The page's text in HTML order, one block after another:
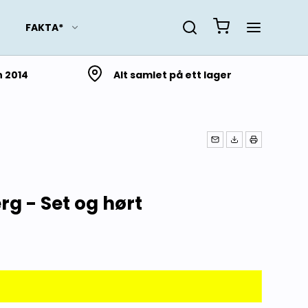
Nordland
Romsdal
FAKTA*
Alt samlet på ett lager
- Set og hørt